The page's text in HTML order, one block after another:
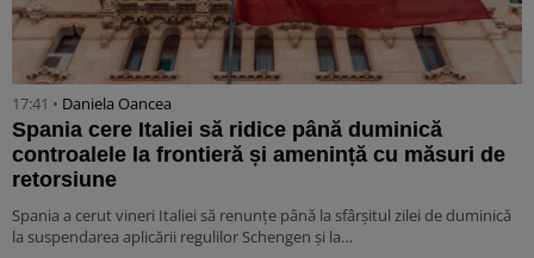
17:41 • Daniela Oancea
Spania cere Italiei să ridice până duminică
controalele la frontieră și amenință cu măsuri de
retorsiune
Spania a cerut vineri Italiei să renunțe până la sfârșitul zilei de duminică
la suspendarea aplicării regulilor Schengen și la…